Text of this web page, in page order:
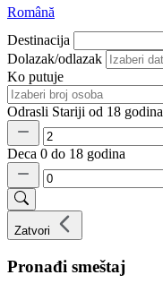
Română
Destinacija
Dolazak/odlazak
Ko putuje
Odrasli Stariji od 18 godina
Deca 0 do 18 godina
Zatvori
Pronađi smeštaj